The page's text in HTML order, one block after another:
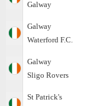
Galway
Galway
Waterford F.C.
Galway
Sligo Rovers
St Patrick's